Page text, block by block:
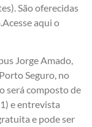
São oferecidas
Acesse aqui o
Jorge Amado,
Seguro, no
será composto de
e entrevista
e pode ser